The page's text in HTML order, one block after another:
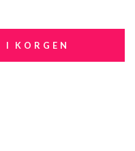
I KORGEN